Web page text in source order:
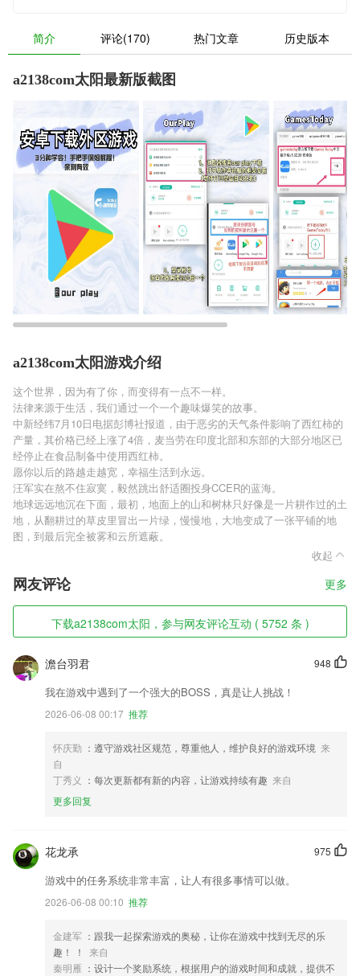
简介 评论(170) 热门文章 历史版本
a2138com太阳最新版截图
a2138com太阳游戏介绍
这个世界，因为有了你，而变得有一点不一样。
法律来源于生活，我们通过一个一个趣味爆笑的故事。
中新经纬7月10日电据彭博社报道，由于恶劣的天气条件影响了西红柿的
产量，其价格已经上涨了4倍，麦当劳在印度北部和东部的大部分地区已
经停止在食品制备中使用西红柿。
愿你以后的路越走越宽，幸福生活到永远。
汪军实在熬不住寂寞，毅然跳出舒适圈投身CCER的蓝海。
地球远远地沉在下面，最初，地面上的山和树林只好像是一片耕作过的土
地，从翻耕过的草皮里冒出一片绿，慢慢地，大地变成了一张平铺的地
图，到最后完全被雾和云所遮蔽。
收起
网友评论 更多
下载a2138com太阳，参与网友评论互动 ( 5752 条 )
948
澹台羽君
我在游戏中遇到了一个强大的BOSS，真是让人挑战！
2026-06-08 00:17 推荐
怀庆勤 ：遵守游戏社区规范，尊重他人，维护良好的游戏环境 来
自
丁秀义 ：每次更新都有新的内容，让游戏持续有趣 来自
更多回复
975
花龙承
游戏中的任务系统非常丰富，让人有很多事情可以做。
2026-06-08 00:10 推荐
金建军 ：跟我一起探索游戏的奥秘，让你在游戏中找到无尽的乐
趣！ ！
来自
秦明雁 ：设计一个奖励系统，根据用户的游戏时间和成就，提供不